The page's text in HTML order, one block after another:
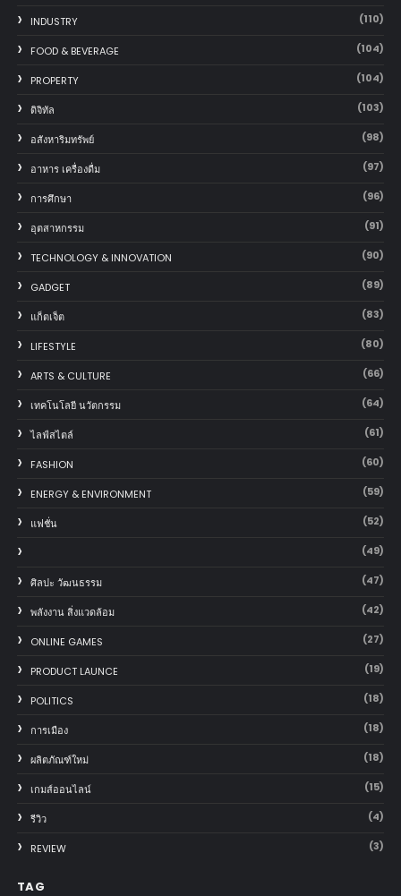
INDUSTRY (110)
FOOD & BEVERAGE (104)
PROPERTY (104)
ดิจิทัล (103)
อสังหาริมทรัพย์ (98)
อาหาร เครื่องดื่ม (97)
การศึกษา (96)
อุตสาหกรรม (91)
TECHNOLOGY & INNOVATION (90)
GADGET (89)
แก็ตเจ็ต (83)
LIFESTYLE (80)
ARTS & CULTURE (66)
เทคโนโลยี นวัตกรรม (64)
ไลฟ์สไตล์ (61)
FASHION (60)
ENERGY & ENVIRONMENT (59)
แฟชั่น (52)
(49)
ศิลปะ วัฒนธรรม (47)
พลังงาน สิ่งแวดล้อม (42)
ONLINE GAMES (27)
PRODUCT LAUNCE (19)
POLITICS (18)
การเมือง (18)
ผลิตภัณฑ์ใหม่ (18)
เกมส์ออนไลน์ (15)
รีวิว (4)
REVIEW (3)
TAG